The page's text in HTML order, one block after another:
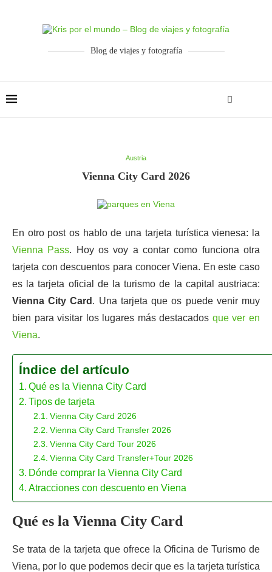
Blog de viajes y fotografía
Austria
Vienna City Card 2026
En otro post os hablo de una tarjeta turística vienesa: la
Vienna Pass. Hoy os voy a contar como funciona otra
tarjeta con descuentos para conocer Viena. En este caso
es la tarjeta oficial de la turismo de la capital austriaca:
Vienna City Card . Una tarjeta que os puede venir muy
bien para visitar los lugares más destacados que ver en
Viena.
Índice del artículo
Qué es la Vienna City Card
Tipos de tarjeta
Vienna City Card 2026
Vienna City Card Transfer 2026
Vienna City Card Tour 2026
Vienna City Card Transfer+Tour 2026
Dónde comprar la Vienna City Card
Atracciones con descuento en Viena
Qué es la Vienna City Card
Se trata de la tarjeta que ofrece la Oficina de Turismo de
Viena, por lo que podemos decir que es la tarjeta turística